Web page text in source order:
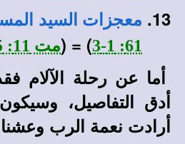
معجزات السيد
61: 1-3
) = (مت 11: 5
أما عن رحلة الآلام
أدق التفاصيل،
أرادت نعمة الرب